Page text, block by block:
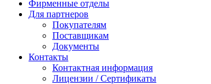
Фирменные отделы
Для партнеров
Покупателям
Поставщикам
Документы
Контакты
Контактная информация
Лицензии / Сертификаты